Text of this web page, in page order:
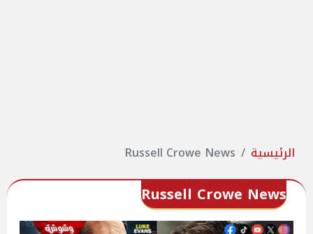
الرئيسية Russell Crowe News
Russell Crowe News